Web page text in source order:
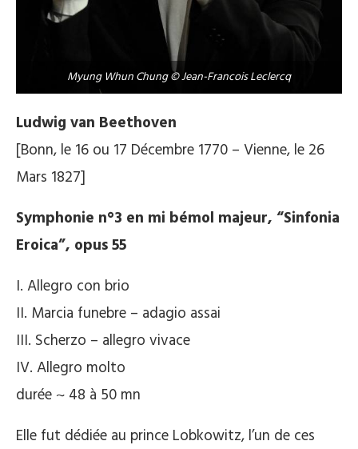
Myung Whun Chung © Jean-Francois Leclercq
Ludwig van Beethoven
[Bonn, le 16 ou 17 Décembre 1770 – Vienne, le 26
Mars 1827]
Symphonie n°3 en mi bémol majeur, “Sinfonia
Eroica”, opus 55
I. Allegro con brio
II. Marcia funebre – adagio assai
III. Scherzo – allegro vivace
IV. Allegro molto
durée ~ 48 à 50 mn
Elle fut dédiée au prince Lobkowitz, l’un de ces